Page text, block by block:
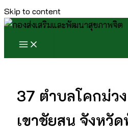
Skip to content
37 ตำบลโคกม่ว
เขาชัยสน จังหวั